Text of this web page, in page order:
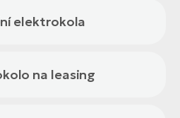
elektrokola
na leasing